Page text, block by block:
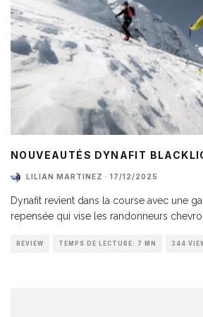
NOUVEAUTÉS DYNAFIT
LILIAN MARTINEZ · 17/12/2025
Dynafit revient dans la course avec une
repensée qui vise les randonneurs
REVIEW TEMPS DE LECTURE: 7 MN 344